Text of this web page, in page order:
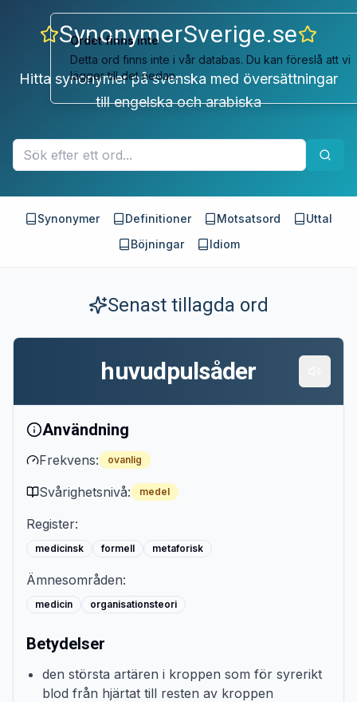
SynonymerSverige.se
Hitta synonymer på svenska med översättningar
till engelska och arabiska
Synonymer Definitioner Motsatsord
Uttal
Böjningar
Idiom
Senast tillagda ord
huvudpulsåder
Användning
Frekvens: ovanlig
Svårighetsnivå: medel
Register:
medicinsk formell metaforisk
Ämnesområden:
medicin organisationsteori
Betydelser
den största artären i kroppen som för syrerikt
blod från hjärtat till resten av kroppen